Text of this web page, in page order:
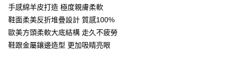
街口支付
悠遊付
AFTEE先享後付
手感綿羊皮打造 極度親膚柔軟
鞋面柔美反折堆疊設計 質感100%
歐美方頭柔軟大底結構 走久不疲勞
鞋跟金屬鑲邊造型 更加吸睛亮眼